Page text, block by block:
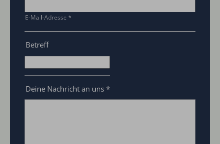
E-Mail-Adresse *
Betreff
Deine Nachricht an uns*